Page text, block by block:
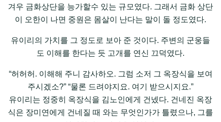
겨우 금화상단을 능가할수 있는 규모였다. 그래서 금화 상단
이 오한이 나면 중원은 몸살이 난다는 말이 돌 정도였다.
유이리의 가치를 그 정도로 보아 준 것이다. 주변의 군웅들
도 이해를 한다는 듯 고개를 연신 끄덕였다.
“허허허. 이해해 주니 감사하오. 그럼 소저 그 옥장식을 보여
주시겠소?” “물론 드려야지요. 여기 받으시지요.”
유이리는 정중히 옥장식을 김노인에게 건넸다. 건네진 옥장
식은 장미연에게 건네질 때 와는 무엇인가가 틀렸으나, 그를